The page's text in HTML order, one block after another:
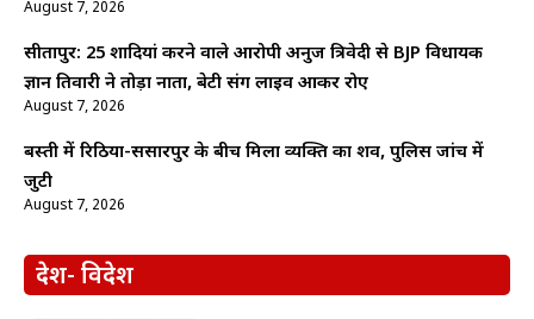
August 7, 2026
सीतापुर: 25 शादियां करने वाले आरोपी अनुज त्रिवेदी से BJP विधायक
ज्ञान तिवारी ने तोड़ा नाता, बेटी संग लाइव आकर रोए
August 7, 2026
बस्ती में रिठिया-ससारपुर के बीच मिला व्यक्ति का शव, पुलिस जांच में
जुटी
August 7, 2026
देश- विदेश